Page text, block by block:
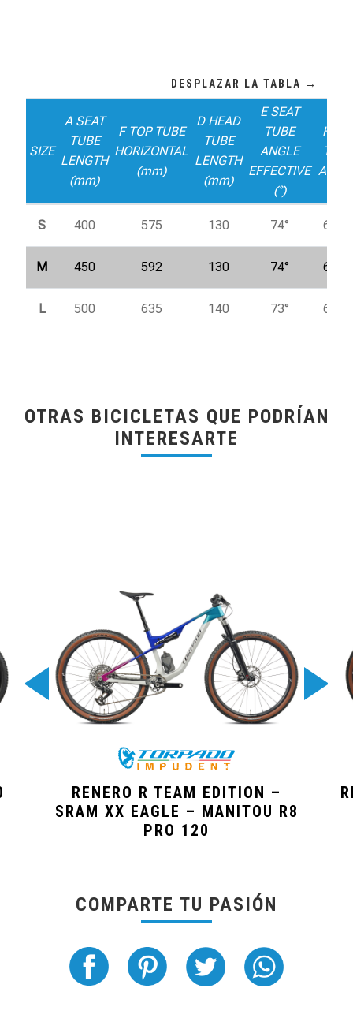
SIZE
A SEAT
TUBE
LENGTH
(mm)
F TOP TUBE
HORIZONTAL
(mm)
D HEAD
TUBE
LENGTH
(mm)
E SEAT
TUBE
ANGLE
EFFECTIVE
(°)
TUBE
S 400 575 130 74° 69,5°
M 450 592 130 74° 69,5°
L 500 635 140 73° 69,5°
OTRAS BICICLETAS QUE PODRÍAN
INTERESARTE
RENERO R TEAM EDITION –
SRAM XX EAGLE – MANITOU R8
PRO 120
COMPARTE TU PASIÓN